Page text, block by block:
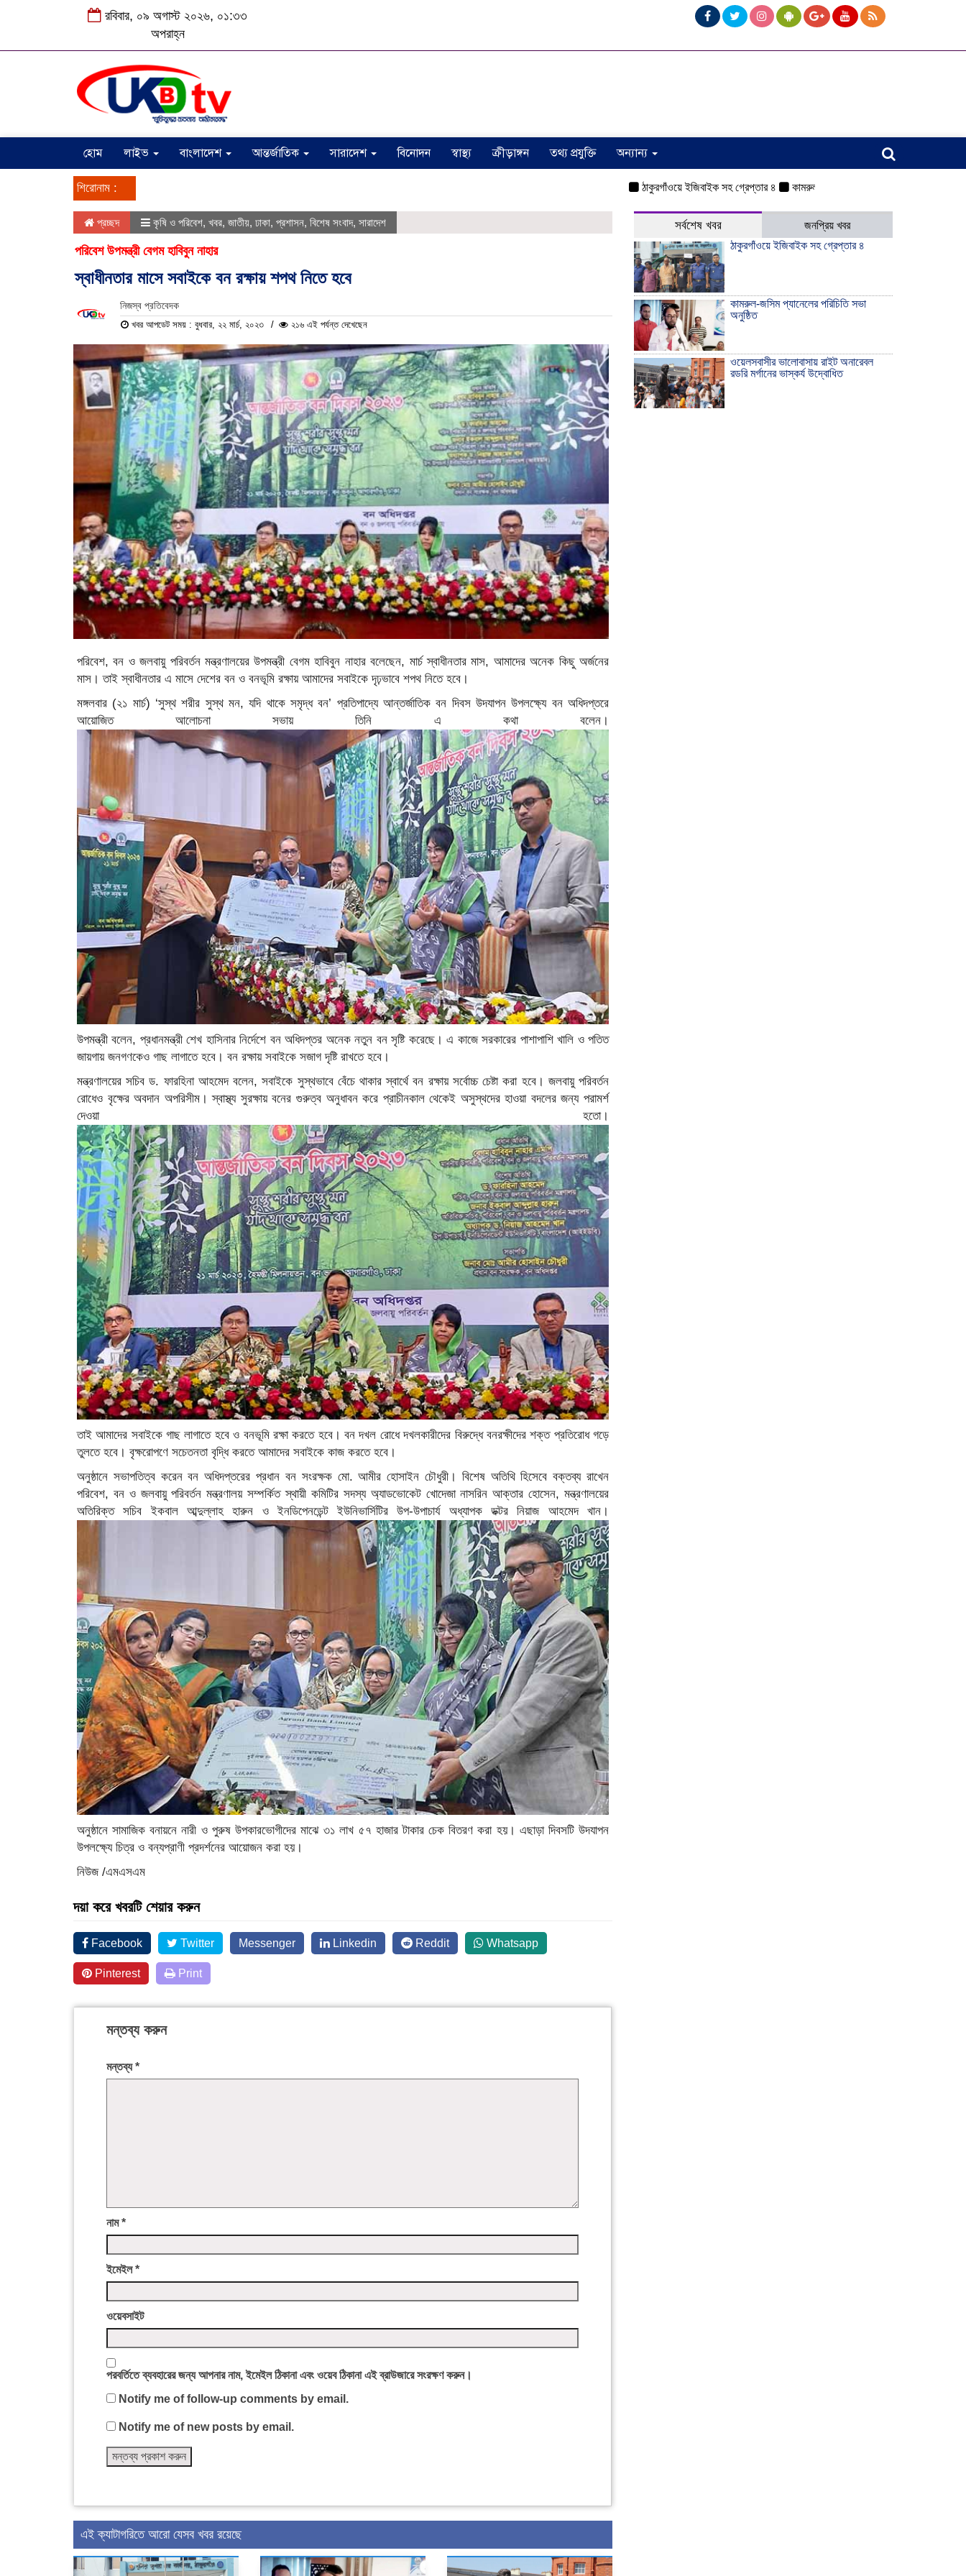
রবিবার, ০৯ অগাস্ট ২০২৬, ০১:৩৩
অপরাহ্ন
হোম লাইভ বাংলাদেশ আন্তর্জাতিক সারাদেশ বিনোদন স্বাস্থ্য ক্রীড়াঙ্গন তথ্য প্রযুক্তি অন্যান্য
শিরোনাম : ঠাকুরগাঁওয়ে ইজিবাইক সহ গ্রেপ্তার ৪ কামরুল-জসিম প্যানেলের পরিচিতি সভা অনুষ্ঠিত
প্রচ্ছদ কৃষি ও পরিবেশ, খবর, জাতীয়, ঢাকা, প্রশাসন, বিশেষ সংবাদ, সারাদেশ
পরিবেশ উপমন্ত্রী বেগম হাবিবুন নাহার
স্বাধীনতার মাসে সবাইকে বন রক্ষায় শপথ নিতে হবে
নিজস্ব প্রতিবেদক
খবর আপডেট সময় : বুধবার, ২২ মার্চ, ২০২৩ ২১৬ এই পর্যন্ত দেখেছেন
পরিবেশ, বন ও জলবায়ু পরিবর্তন মন্ত্রণালয়ের উপমন্ত্রী বেগম হাবিবুন নাহার বলেছেন, মার্চ স্বাধীনতার মাস, আমাদের অনেক কিছু অর্জনের
মাস। তাই স্বাধীনতার এ মাসে দেশের বন ও বনভূমি রক্ষায় আমাদের সবাইকে দৃঢ়ভাবে শপথ নিতে হবে।
মঙ্গলবার (২১ মার্চ) ‘সুস্থ শরীর সুস্থ মন, যদি থাকে সমৃদ্ধ বন’ প্রতিপাদ্যে আন্তর্জাতিক বন দিবস উদযাপন উপলক্ষ্যে বন অধিদপ্তরে
আয়োজিত আলোচনা সভায় তিনি এ কথা বলেন।
উপমন্ত্রী বলেন, প্রধানমন্ত্রী শেখ হাসিনার নির্দেশে বন অধিদপ্তর অনেক নতুন বন সৃষ্টি করেছে। এ কাজে সরকারের পাশাপাশি খালি ও পতিত
জায়গায় জনগণকেও গাছ লাগাতে হবে। বন রক্ষায় সবাইকে সজাগ দৃষ্টি রাখতে হবে।
মন্ত্রণালয়ের সচিব ড. ফারহিনা আহমেদ বলেন, সবাইকে সুস্থভাবে বেঁচে থাকার স্বার্থে বন রক্ষায় সর্বোচ্চ চেষ্টা করা হবে। জলবায়ু পরিবর্তন
রোধেও বৃক্ষের অবদান অপরিসীম। স্বাস্থ্য সুরক্ষায় বনের গুরুত্ব অনুধাবন করে প্রাচীনকাল থেকেই অসুস্থদের হাওয়া বদলের জন্য পরামর্শ
দেওয়া হতো।
তাই আমাদের সবাইকে গাছ লাগাতে হবে ও বনভূমি রক্ষা করতে হবে। বন দখল রোধে দখলকারীদের বিরুদ্ধে বনরক্ষীদের শক্ত প্রতিরোধ গড়ে
তুলতে হবে। বৃক্ষরোপণে সচেতনতা বৃদ্ধি করতে আমাদের সবাইকে কাজ করতে হবে।
অনুষ্ঠানে সভাপতিত্ব করেন বন অধিদপ্তরের প্রধান বন সংরক্ষক মো. আমীর হোসাইন চৌধুরী। বিশেষ অতিথি হিসেবে বক্তব্য রাখেন
পরিবেশ, বন ও জলবায়ু পরিবর্তন মন্ত্রণালয় সম্পর্কিত স্থায়ী কমিটির সদস্য অ্যাডভোকেট খোদেজা নাসরিন আক্তার হোসেন, মন্ত্রণালয়ের
অতিরিক্ত সচিব ইকবাল আব্দুল্লাহ হারুন ও ইনডিপেনডেন্ট ইউনিভার্সিটির উপ-উপাচার্য অধ্যাপক ডক্টর নিয়াজ আহমেদ খান।
অনুষ্ঠানে সামাজিক বনায়নে নারী ও পুরুষ উপকারভোগীদের মাঝে ৩১ লাখ ৫৭ হাজার টাকার চেক বিতরণ করা হয়। এছাড়া দিবসটি উদযাপন
উপলক্ষ্যে চিত্র ও বন্যপ্রাণী প্রদর্শনের আয়োজন করা হয়।
নিউজ /এমএসএম
দয়া করে খবরটি শেয়ার করুন
Facebook Twitter Messenger Linkedin Reddit Whatsapp
Pinterest Print
মন্তব্য করুন
মন্তব্য*
নাম*
ইমেইল*
ওয়েবসাইট
পরবর্তিতে ব্যবহারের জন্য আপনার নাম, ইমেইল ঠিকানা এবং ওয়েব ঠিকানা এই ব্রাউজারে সংরক্ষণ করুন।
Notify me of follow-up comments by email.
Notify me of new posts by email.
এই ক্যাটাগরিতে আরো যেসব খবর রয়েছে
সর্বশেষ খবর
জনপ্রিয় খবর
ঠাকুরগাঁওয়ে ইজিবাইক সহ গ্রেপ্তার ৪
কামরুল-জসিম প্যানেলের পরিচিতি সভা
অনুষ্ঠিত
ওয়েলসবাসীর ভালোবাসায় রাইট অনারেবল
রডরি মর্গানের ভাস্কর্য উদ্বোধিত